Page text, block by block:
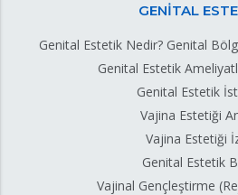
GENİTAL
Genital Estetik Nedir? Genital
Genital Estetik
Genital Estetik
Vajina Estetiği
Vajina Estetiği
Genital Estetik
Vajinal Gençleştirme